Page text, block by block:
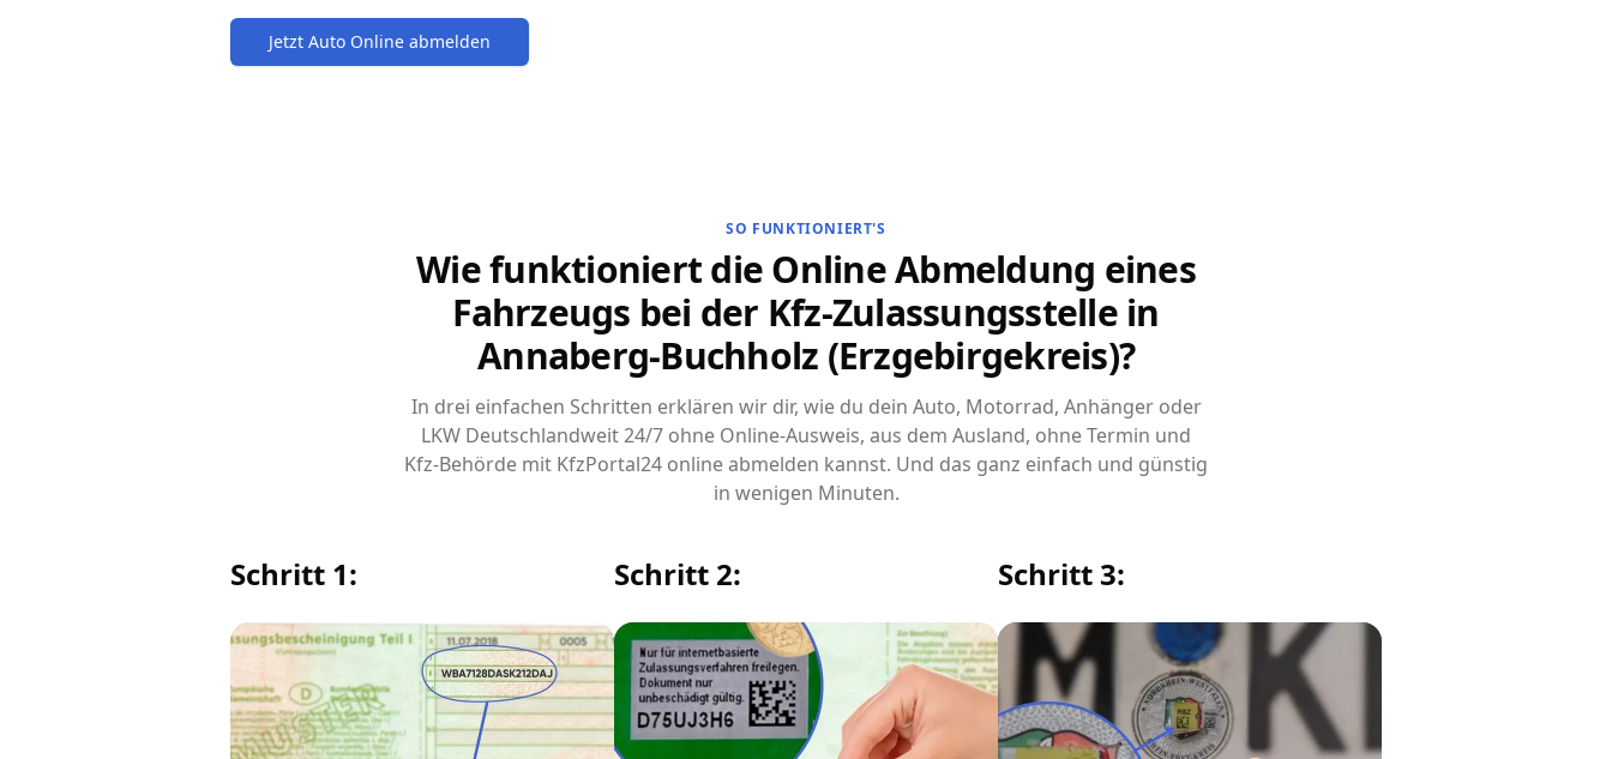
Jetzt Auto Online abmelden
SO FUNKTIONIERT'S
Wie funktioniert die Online Abmeldung eines
Fahrzeugs bei der Kfz-Zulassungsstelle in
Annaberg-Buchholz (Erzgebirgekreis)?
In drei einfachen Schritten erklären wir dir, wie du dein Auto, Motorrad, Anhänger oder
LKW Deutschlandweit 24/7 ohne Online-Ausweis, aus dem Ausland, ohne Termin und
Kfz-Behörde mit KfzPortal24 online abmelden kannst. Und das ganz einfach und günstig
in wenigen Minuten.
Schritt 1: Schritt 2: Schritt 3: